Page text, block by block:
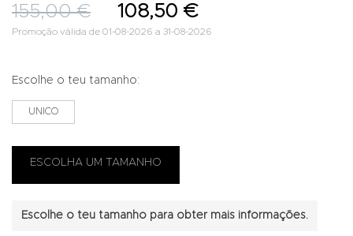
155,00 € 108,50 €
Promoção válida de 01-08-2026 a 31-08-2026
Escolhe o teu tamanho:
UNICO
Escolhe o teu tamanho para obter mais informações.